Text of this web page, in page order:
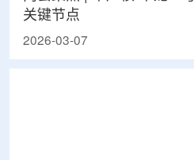
关键节点
2026-03-07